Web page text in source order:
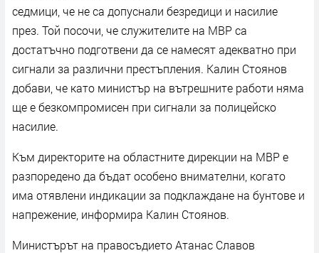
седмици, че не са допуснали безредици и насилие
през. Той посочи, че служителите на МВР са
достатъчно подготвени да се намесят адекватно при
сигнали за различни престъпления. Калин Стоянов
добави, че като министър на вътрешните работи няма
ще е безкомпромисен при сигнали за полицейско
насилие.
Към директорите на областните дирекции на МВР е
разпоредено да бъдат особено внимателни, когато
има отявлени индикации за подклаждане на бунтове и
напрежение, информира Калин Стоянов.
Министърът на правосъдието Атанас Славов